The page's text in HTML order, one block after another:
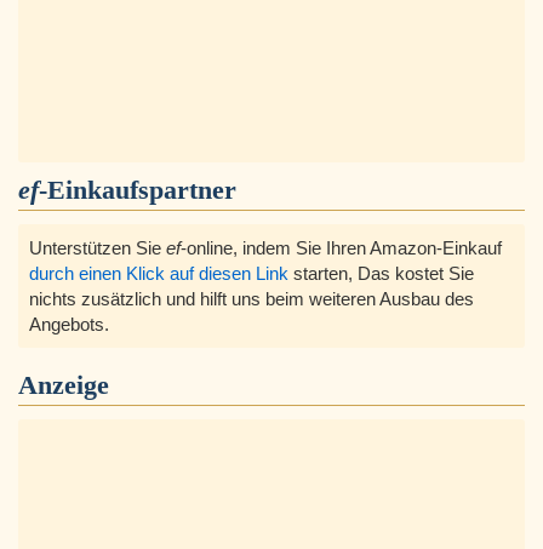
ef-Einkaufspartner
Unterstützen Sie ef-online, indem Sie Ihren Amazon-Einkauf
durch einen Klick auf diesen Link starten, Das kostet Sie
nichts zusätzlich und hilft uns beim weiteren Ausbau des
Angebots.
Anzeige